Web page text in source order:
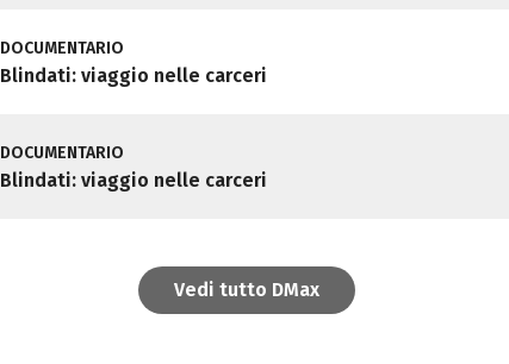
DOCUMENTARIO
Blindati: viaggio nelle carceri
DOCUMENTARIO
Blindati: viaggio nelle carceri
Vedi tutto DMax